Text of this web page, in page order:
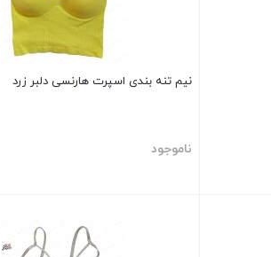
نیم تنه بندی اسپرت هارنسی دلبر زرد
ناموجود